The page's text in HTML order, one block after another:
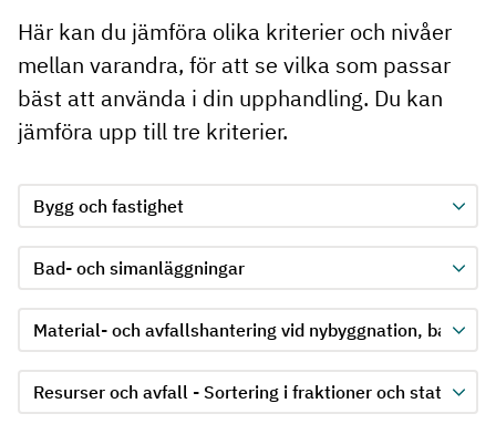
Här kan du jämföra olika kriterier och nivåer
mellan varandra, för att se vilka som passar
bäst att använda i din upphandling. Du kan
jämföra upp till tre kriterier.
Jämför kriterie 1, formuläret skickas in automatiskt när
Välj område för kriterie 1
Välj produktgrupp för kriterie 1
Välj undergrupp för kriterie 1
Välj krav för kriterie 1